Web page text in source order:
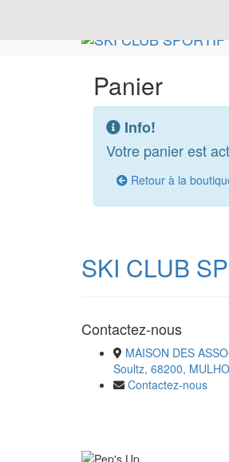
Panier
Info!
Votre panier est
Retour à la
SKI CLUB
Contactez-nous
MAISON DES
Soultz, 68200,
Contactez-nous